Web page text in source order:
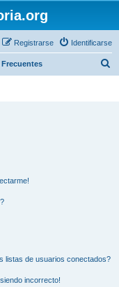
Identificarse
Registrarse
listas de usuarios conectados?
incorrecto!